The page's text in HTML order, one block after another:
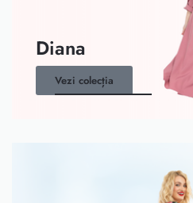
Diana
Vezi colecția